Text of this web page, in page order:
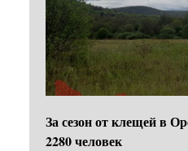
За сезон от клещей в
2280 человек